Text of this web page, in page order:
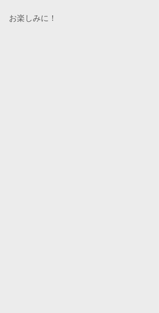
お楽しみに！